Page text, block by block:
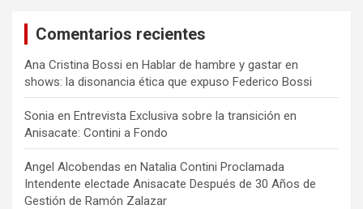
Comentarios recientes
Ana Cristina Bossi en Hablar de hambre y gastar en
shows: la disonancia ética que expuso Federico Bossi
Sonia en Entrevista Exclusiva sobre la transición en
Anisacate: Contini a Fondo
Angel Alcobendas en Natalia Contini Proclamada
Intendente electade Anisacate Después de 30 Años de
Gestión de Ramón Zalazar